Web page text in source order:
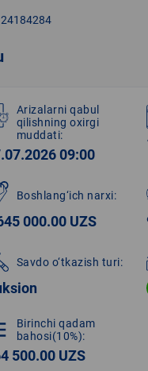
24184284
Arizalarni qabul
qilishning oxirgi
muddati:
09:00
Boshlang‘ich narxi:
000.00 UZS
Savdo o‘tkazish turi:
Birinchi qadam
bahosi(10%):
500.00 UZS